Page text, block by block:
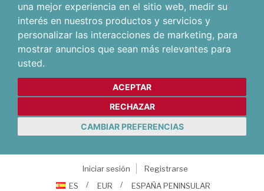
una mejor experiencia en el sitio web, medir su
interés en nuestros productos y servicios y
personalizar las interacciones de marketing, para
mostrar anuncios que sean más relevantes para
usted.
ACEPTAR
RECHAZAR
CAMBIAR PREFERENCIAS
Iniciar sesión
Registrarse
ES
EUR ESPAÑA PENINSULAR